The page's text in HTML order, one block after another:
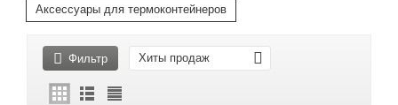
Аксессуары для термоконтейнеров
Фильтр Хиты продаж